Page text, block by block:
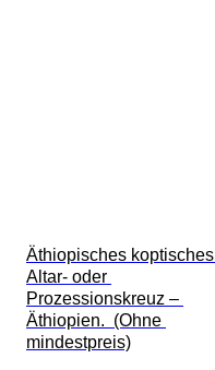
Äthiopisches koptisches
Altar- oder
Prozessionskreuz –
Äthiopien.  (Ohne
mindestpreis)